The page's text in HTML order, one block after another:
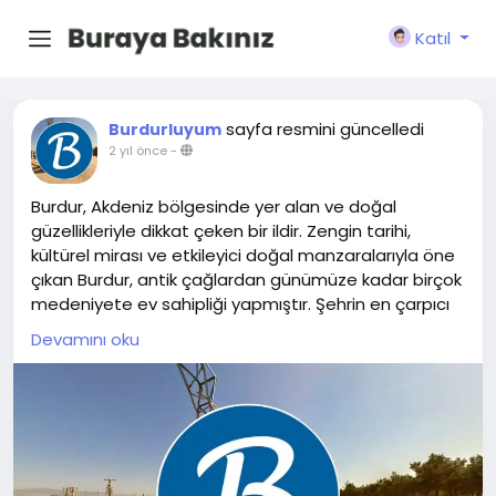
Katıl
Burdurluyum sayfa resmini güncelledi
2 yıl önce-
Burdur, Akdeniz bölgesinde yer alan ve doğal
güzellikleriyle dikkat çeken bir ildir. Zengin tarihi,
kültürel mirası ve etkileyici doğal manzaralarıyla öne
çıkan Burdur, antik çağlardan günümüze kadar birçok
medeniyete ev sahipliği yapmıştır. Şehrin en çarpıcı
tarihi yerlerinden biri, Roma dönemine kadar uzanan
antik Sagalassos şehridir. Burdur Gölü gibi doğal
kaynaklar da bölgeye gelen ziyaretçiler için önemli
cazibe merkezleridir. Burdur aynı zamanda önemli bir
kuş gözlem alanı ve göçmen kuşlar için bir dinlenme
Devamını oku